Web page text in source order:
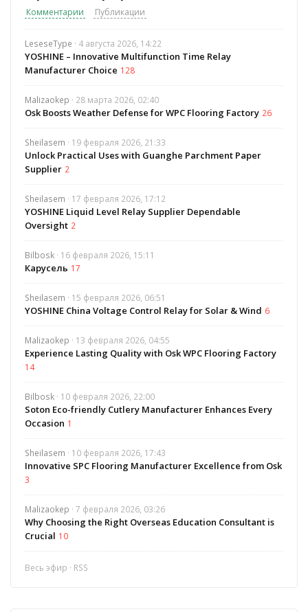
Комментарии Публикации
LeseseType · 4 августа 2026, 14:22
YOSHINE – Innovative Multifunction Time Relay
Manufacturer Choice 128
Malizaokep · 28 марта 2026, 02:40
Osk Boosts Weather Defense for WPC Flooring Factory 26
Sheilasem · 19 февраля 2026, 21:33
Unlock Practical Uses with Guanghe Parchment Paper
Supplier 2
Sheilasem · 17 февраля 2026, 17:12
YOSHINE Liquid Level Relay Supplier Dependable
Oversight 2
Bilbosk · 16 февраля 2026, 15:11
Карусель 17
Sheilasem · 15 февраля 2026, 06:51
YOSHINE China Voltage Control Relay for Solar & Wind 6
Malizaokep · 13 февраля 2026, 04:55
Experience Lasting Quality with Osk WPC Flooring Factory
14
Bilbosk · 10 февраля 2026, 22:00
Soton Eco-friendly Cutlery Manufacturer Enhances Every
Occasion 1
Sheilasem · 10 февраля 2026, 17:43
Innovative SPC Flooring Manufacturer Excellence from Osk
3
Malizaokep · 7 февраля 2026, 03:26
Why Choosing the Right Overseas Education Consultant is
Crucial 10
Весь эфир · RSS